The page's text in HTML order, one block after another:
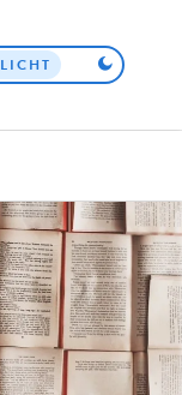
Top
LICHT